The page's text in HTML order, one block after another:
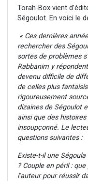
Torah-Box vient
Ségoulot. En voici le
« Ces dernières
rechercher des
sortes de problèmes
Rabbanim y
devenu difficile de
de celles plus
rigoureusement
dizaines de Ségoulot
ainsi que des
insoupçonné. Le
questions suivantes :
Existe-t-il une
? Couple en péril :
l’auteur pour réussir